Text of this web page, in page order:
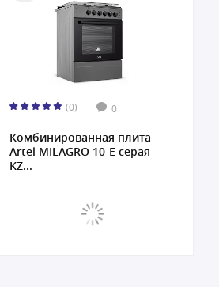
(0) 0
Комбинированная плита
Artel MILAGRO 10-E серая
KZ...